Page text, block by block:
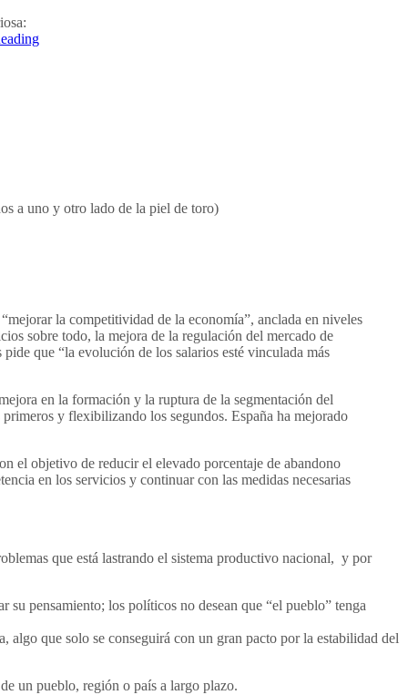
a uno y otro lado de la piel de toro)
la competitividad de la economía”, anclada en niveles
sobre todo, la mejora de la regulación del mercado de
que “la evolución de los salarios esté vinculada más
en la formación y la ruptura de la segmentación del
y flexibilizando los segundos. España ha mejorado
el objetivo de reducir el elevado porcentaje de abandono
en los servicios y continuar con las medidas necesarias
que está lastrando el sistema productivo nacional, y por
su pensamiento; los políticos no desean que “el pueblo” tenga
que solo se conseguirá con un gran pacto por la estabilidad del
un pueblo, región o país a largo plazo.